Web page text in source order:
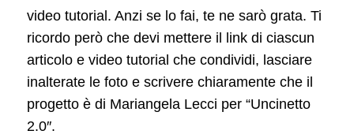
video tutorial. Anzi se lo fai, te ne sarò grata. Ti
ricordo però che devi mettere il link di ciascun
articolo e video tutorial che condividi, lasciare
inalterate le foto e scrivere chiaramente che il
progetto è di Mariangela Lecci per “Uncinetto
2.0″.